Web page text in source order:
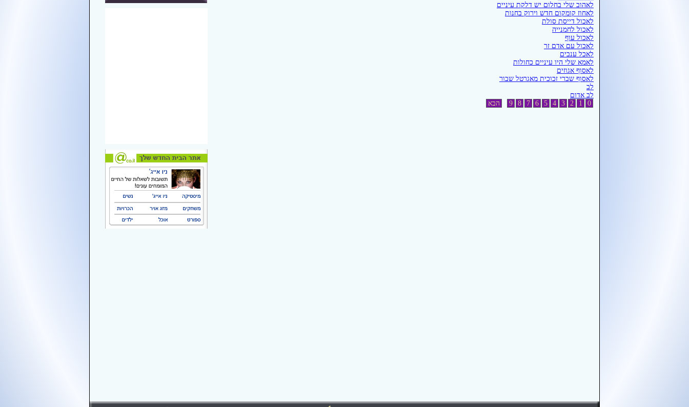
לאהוב שלי בחלום יש דלקת עיניים
לאחוז קומקום חדש וירוק בחנות
לאכול דייסת סולת
לאכול לחמנייה
לאכול עוף
לאכול עם אדם זר
לאכל ענבים
לאמא שלי היו עיניים כחולות
לאסוף אגוזים
לאסוף שברי זכוכית מאגרטל שבור
לב
לב אדום
9
8 7 6 5 4 3 2 1 0 הבא